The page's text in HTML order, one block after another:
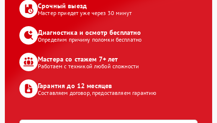
Срочный выезд
Мастер приедет уже через 30 минут
Диагностика и осмотр бесплатно
Определим причину поломки бесплатно
Мастера со стажем 7+ лет
Работаем с техникой любой сложности
Гарантия до 12 месяцев
Составляем договор, предоставляем гарантию